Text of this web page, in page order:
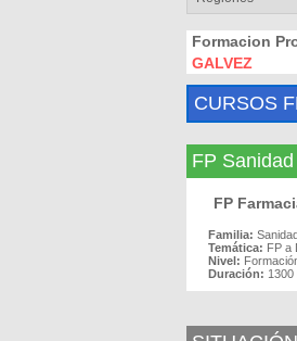
Formacion
GALVEZ
CURSOS
FP
FP
Familia:
Temática: FP a
Nivel:
Duración: 1300